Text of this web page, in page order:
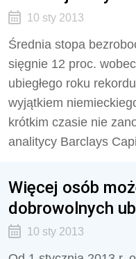
10 sty 2013
Średnia stopa
sięgnie 12 proc.
ubiegłego roku
wyjątkiem
krótkim czasie nie
analitycy Barclays
Więcej osób
dobrowolnych
10 sty 2013